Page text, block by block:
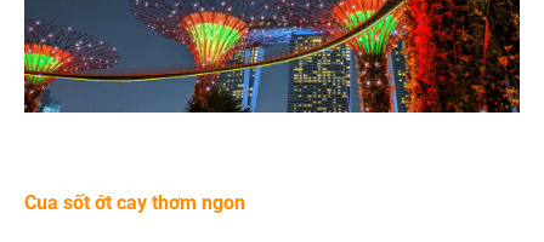
Cua sốt ớt cay thơm ngon